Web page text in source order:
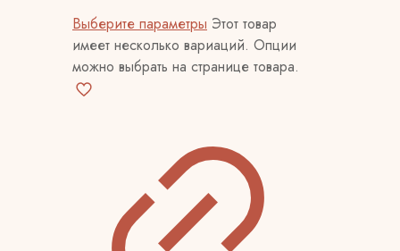
Выберите параметры Этот товар
имеет несколько вариаций. Опции
можно выбрать на странице товара.